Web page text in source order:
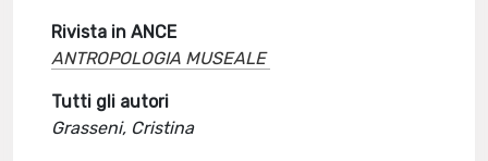
Rivista in ANCE
ANTROPOLOGIA MUSEALE
Tutti gli autori
Grasseni, Cristina